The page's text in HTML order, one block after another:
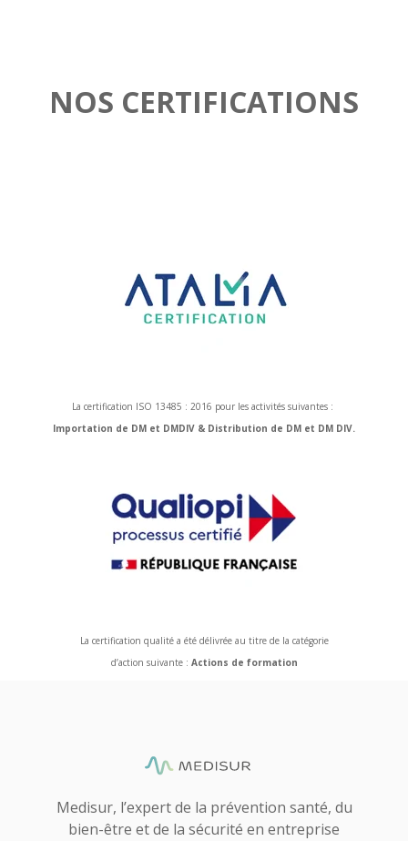
NOS CERTIFICATIONS
La certification ISO 13485 : 2016 pour les activités suivantes :
Importation de DM et DMDIV & Distribution de DM et DM DIV.
La certification qualité a été délivrée au titre de la catégorie
d’action suivante : Actions de formation
Medisur, l’expert de la prévention santé, du
bien-être et de la sécurité en entreprise